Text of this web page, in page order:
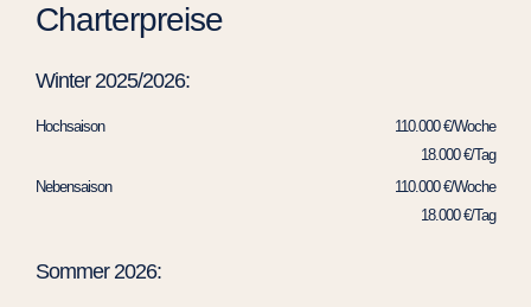
Charterpreise
Winter 2025/2026:
Hochsaison
110.000 €/Woche
18.000 €/Tag
Nebensaison
110.000 €/Woche
18.000 €/Tag
Sommer 2026: